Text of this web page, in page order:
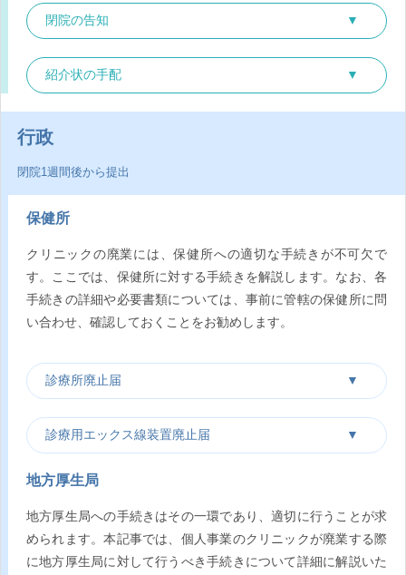
閉院の告知
紹介状の手配
行政
閉院1週間後から提出
保健所
クリニックの廃業には、保健所への適切な手続きが不可欠で
す。ここでは、保健所に対する手続きを解説します。なお、各
手続きの詳細や必要書類については、事前に管轄の保健所に問
い合わせ、確認しておくことをお勧めします。
診療所廃止届
診療用エックス線装置廃止届
地方厚生局
地方厚生局への手続きはその一環であり、適切に行うことが求
められます。本記事では、個人事業のクリニックが廃業する際
に地方厚生局に対して行うべき手続きについて詳細に解説いた